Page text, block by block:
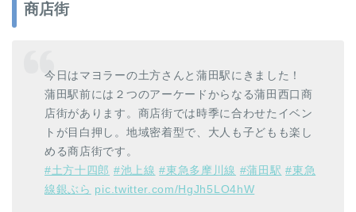
商店街
今日はマヨラーの土方さんと蒲田駅にきました！
蒲田駅前には２つのアーケードからなる蒲田西口商
店街があります。商店街では時季に合わせたイベン
トが目白押し。地域密着型で、大人も子どもも楽し
める商店街です。
#土方十四郎 #池上線 #東急多摩川線 #蒲田駅 #東急
線銀ぶら pic.twitter.com/HgJh5LO4hW